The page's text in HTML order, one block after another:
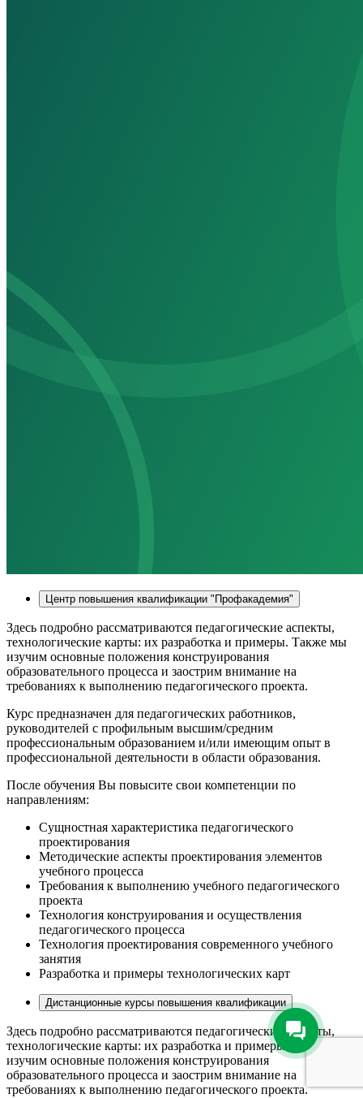
Центр повышения квалификации "Профакадемия"
Здесь подробно рассматриваются педагогические аспекты,
технологические карты: их разработка и примеры. Также мы
изучим основные положения конструирования
образовательного процесса и заострим внимание на
требованиях к выполнению педагогического проекта.
Курс предназначен для педагогических работников,
руководителей с профильным высшим/средним
профессиональным образованием и/или имеющим опыт в
профессиональной деятельности в области образования.
После обучения Вы повысите свои компетенции по
направлениям:
Сущностная характеристика педагогического
проектирования
Методические аспекты проектирования элементов
учебного процесса
Требования к выполнению учебного педагогического
проекта
Технология конструирования и осуществления
педагогического процесса
Технология проектирования современного учебного
занятия
Разработка и примеры технологических карт
Дистанционные курсы повышения квалификации
Здесь подробно рассматриваются педагогические аспекты,
технологические карты: их разработка и примеры. Также мы
изучим основные положения конструирования
образовательного процесса и заострим внимание на
требованиях к выполнению педагогического проекта.